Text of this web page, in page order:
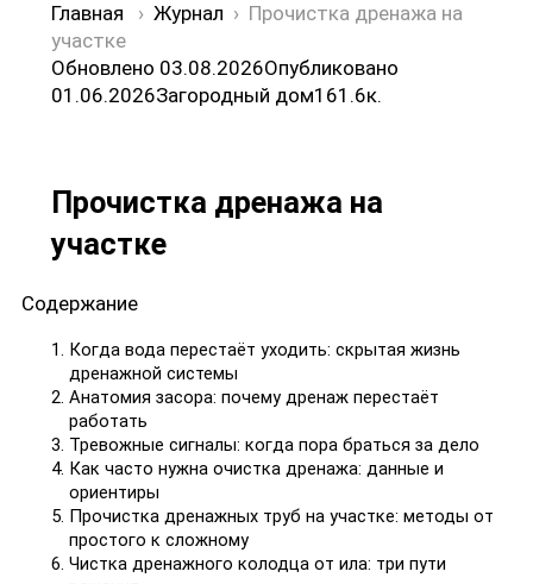
Главная
› Журнал › Прочистка дренажа на
участке
Обновлено 03.08.2026Опубликовано
01.06.2026Загородный дом161.6к.
Прочистка дренажа на
участке
Содержание
Когда вода перестаёт уходить: скрытая жизнь
дренажной системы
Анатомия засора: почему дренаж перестаёт
работать
Тревожные сигналы: когда пора браться за дело
Как часто нужна очистка дренажа: данные и
ориентиры
Прочистка дренажных труб на участке: методы от
простого к сложному
Чистка дренажного колодца от ила: три пути